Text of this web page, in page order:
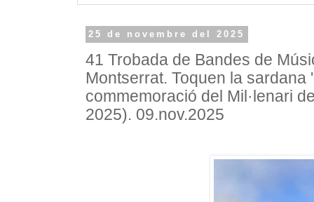
25 de novembre del 2025
41 Trobada de Bandes de
Montserrat. Toquen la sardana
commemoració del Mil·lenari
2025). 09.nov.2025